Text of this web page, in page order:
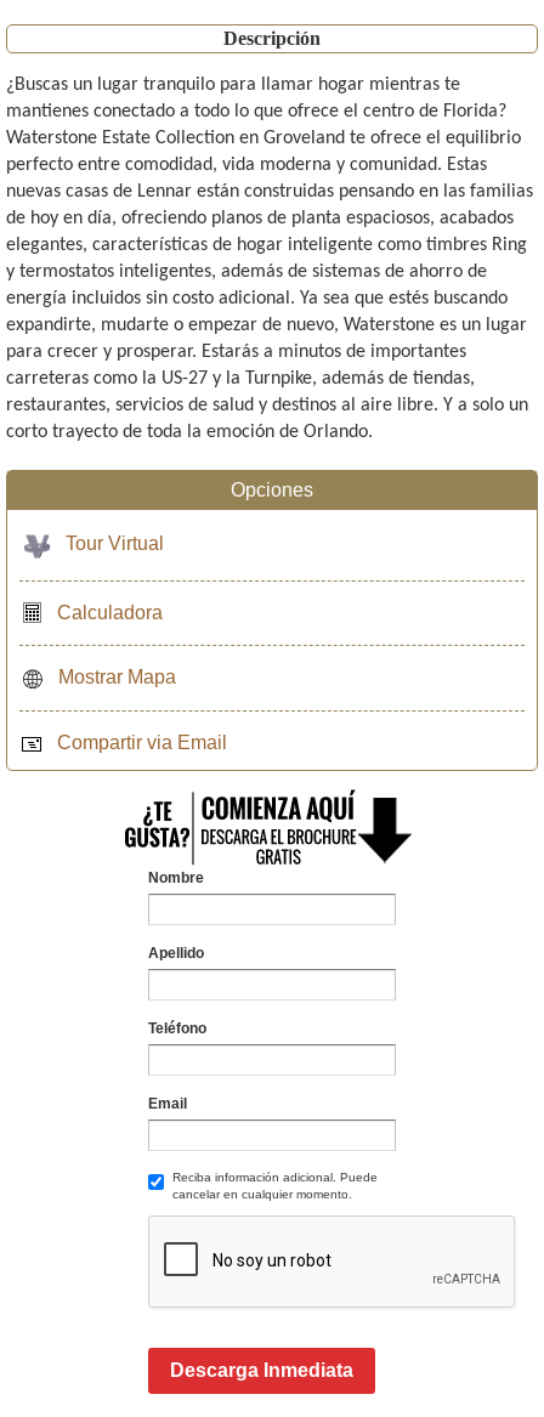
Descripción
¿Buscas un lugar tranquilo para llamar hogar mientras te
mantienes conectado a todo lo que ofrece el centro de Florida?
Waterstone Estate Collection en Groveland te ofrece el equilibrio
perfecto entre comodidad, vida moderna y comunidad. Estas
nuevas casas de Lennar están construidas pensando en las familias
de hoy en día, ofreciendo planos de planta espaciosos, acabados
elegantes, características de hogar inteligente como timbres Ring
y termostatos inteligentes, además de sistemas de ahorro de
energía incluidos sin costo adicional. Ya sea que estés buscando
expandirte, mudarte o empezar de nuevo, Waterstone es un lugar
para crecer y prosperar. Estarás a minutos de importantes
carreteras como la US-27 y la Turnpike, además de tiendas,
restaurantes, servicios de salud y destinos al aire libre. Y a solo un
corto trayecto de toda la emoción de Orlando.
Opciones
Tour Virtual
Calculadora
Mostrar Mapa
Compartir via Email
Nombre
Apellido
Teléfono
Email
Reciba información adicional. Puede
cancelar en cualquier momento.
Descarga Inmediata